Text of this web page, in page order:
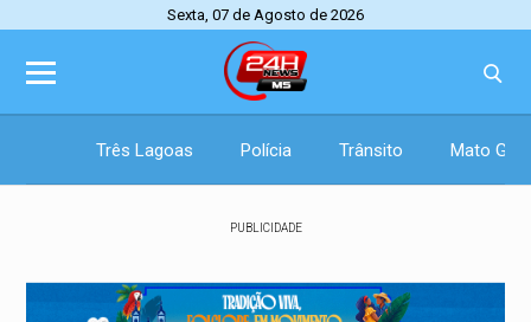
Sexta, 07 de Agosto de 2026
Três Lagoas Polícia Trânsito Mato
PUBLICIDADE